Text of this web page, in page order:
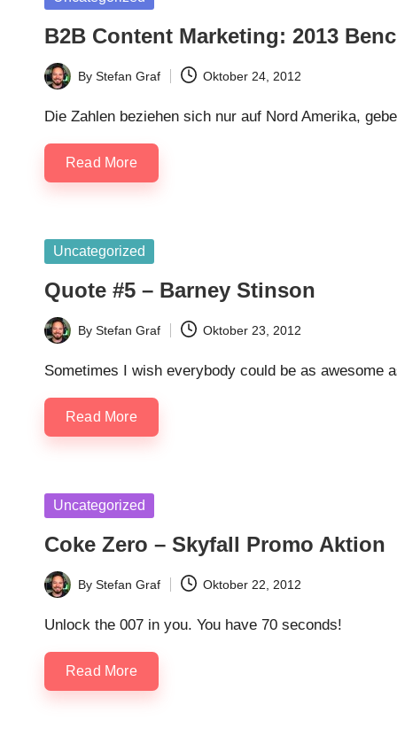
B2B Content Marketing: 2013
Posted
by
By Stefan Graf Oktober 24, 2012
Die Zahlen beziehen sich nur auf Nord Amerika,
Read More
Posted
Uncategorized
Quote #5 – Barney Stinson
Posted
by
By Stefan Graf Oktober 23, 2012
Sometimes I wish everybody could be as awesome
Read More
Posted
Uncategorized
Coke Zero – Skyfall Promo Aktion
Posted
by
By Stefan Graf Oktober 22, 2012
Unlock the 007 in you. You have 70 seconds!
Read More